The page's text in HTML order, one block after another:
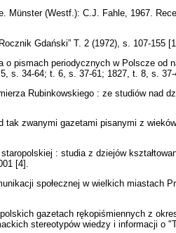
Münster (Westf.): C.J. Fahle, 1967.
Gdański” T. 2 (1972), s. 107-155
pismach periodycznych w Polscze od
s. 34-64; t. 6, s. 37-61; 1827, t. 8, s. 37-
Rubinkowskiego : ze studiów nad
zwanymi gazetami pisanymi z
: studia z dziejów
[4].
społecznej w wielkich miastach
gazetach rękopiśmiennych z
stereotypów wiedzy i informacji o